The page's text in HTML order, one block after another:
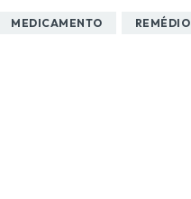
MEDICAMENTO REMÉDIO